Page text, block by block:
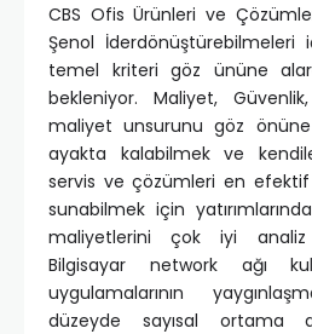
CBS Ofis Ürünleri ve
Şenol İderdönüştürebilmeleri
temel kriteri göz ününe
bekleniyor. Maliyet,
maliyet unsurunu göz önüne
ayakta kalabilmek ve
servis ve çözümleri en
sunabilmek için
maliyetlerini çok iyi
Bilgisayar network ağı
uygulamalarının
düzeyde sayısal ortama